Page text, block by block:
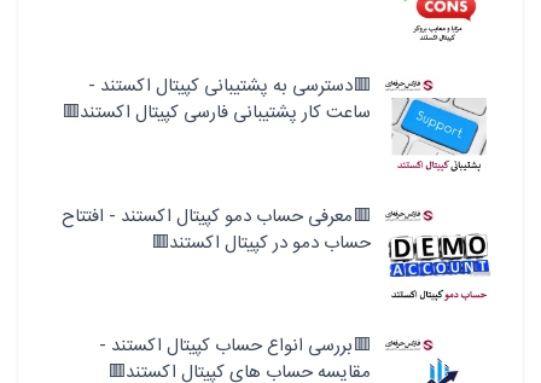
🟥دسترسی به پشتیبانی کپیتال اکستند -
ساعت کار پشتیبانی فارسی کپیتال اکستند🟥
🟥معرفی حساب دمو کپیتال اکستند - افتتاح
حساب دمو در کپیتال اکستند🟥
🟥بررسی انواع حساب کپیتال اکستند -
مقایسه حساب های کپیتال اکستند🟥